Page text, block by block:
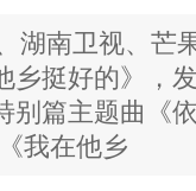
南卫视、芒
乡挺好的》，
别篇主题曲《
我在他乡